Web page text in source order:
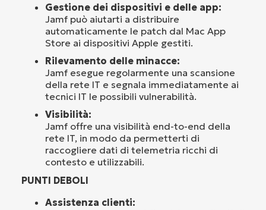
Gestione dei dispositivi e delle app:
Jamf può aiutarti a distribuire
automaticamente le patch dal Mac App
Store ai dispositivi Apple gestiti.
Rilevamento delle minacce:
Jamf esegue regolarmente una scansione
della rete IT e segnala immediatamente ai
tecnici IT le possibili vulnerabilità.
Visibilità:
Jamf offre una visibilità end-to-end della
rete IT, in modo da permetterti di
raccogliere dati di telemetria ricchi di
contesto e utilizzabili.
PUNTI DEBOLI
Assistenza clienti: